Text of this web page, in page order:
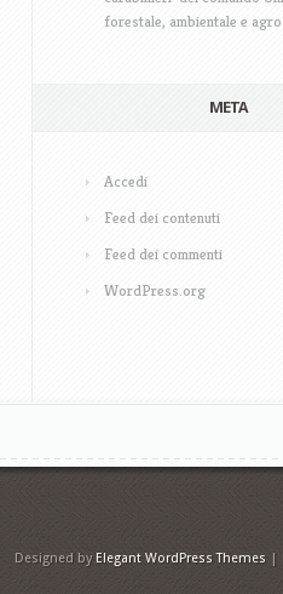
forestale, ambientale e
META
Accedi
Feed dei contenuti
Feed dei commenti
WordPress.org
Designed by Elegant WordPress Themes |